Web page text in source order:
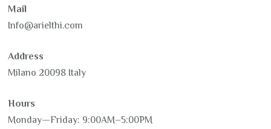
Mail
Info@arielthi.com
Address
Milano 20098 Italy
Hours
Monday—Friday: 9:00AM–5:00PM